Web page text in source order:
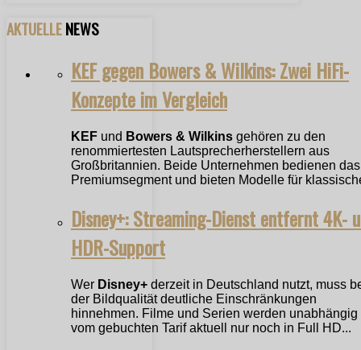
AKTUELLENEWS
KEF gegen Bowers & Wilkins: Zwei HiFi-
Konzepte im Vergleich
KEF und Bowers & Wilkins gehören zu den
renommiertesten Lautsprecherherstellern aus
Großbritannien. Beide Unternehmen bedienen das
Premiumsegment und bieten Modelle für
Disney+: Streaming-Dienst entfernt 4K-
HDR-Support
Wer Disney+ derzeit in Deutschland nutzt, muss
der Bildqualität deutliche Einschränkungen
hinnehmen. Filme und Serien werden unabhängig
vom gebuchten Tarif aktuell nur noch in Full HD...